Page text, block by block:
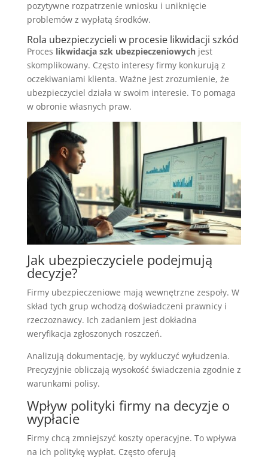
pozytywne rozpatrzenie wniosku i uniknięcie
problemów z wypłatą środków.
Rola ubezpieczycieli w procesie likwidacji szkód
Proces likwidacja szk ubezpieczeniowychjest
skomplikowany. Często interesy firmy konkurują z
oczekiwaniami klienta. Ważne jest zrozumienie, że
ubezpieczyciel działa w swoim interesie. To pomaga
w obronie własnych praw.
Jak ubezpieczyciele podejmują
decyzje?
Firmy ubezpieczeniowe mają wewnętrzne zespoły. W
skład tych grup wchodzą doświadczeni prawnicy i
rzeczoznawcy. Ich zadaniem jest dokładna
weryfikacja zgłoszonych roszczeń.
Analizują dokumentację, by wykluczyć wyłudzenia.
Precyzyjnie obliczają wysokość świadczenia zgodnie z
warunkami polisy.
Wpływ polityki firmy na decyzje o
wypłacie
Firmy chcą zmniejszyć koszty operacyjne. To wpływa
na ich politykę wypłat. Często oferują